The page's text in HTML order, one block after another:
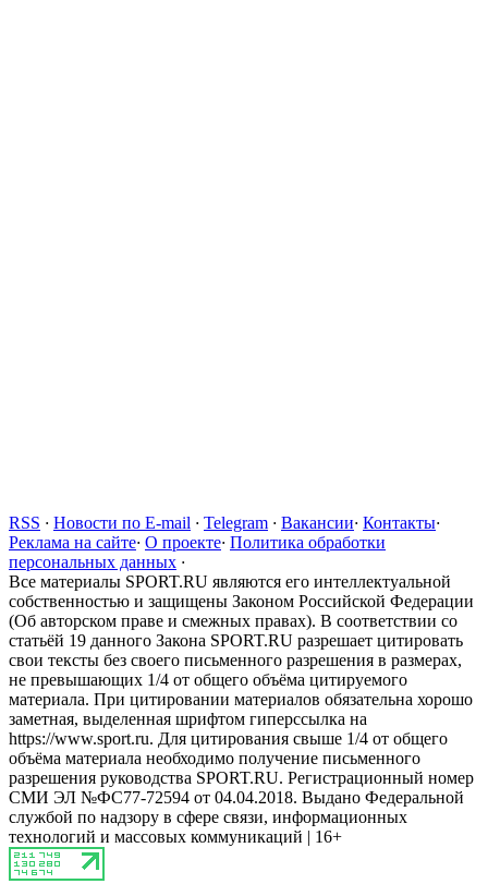
RSS · Новости по E-mail · Telegram · Вакансии· Контакты·
Реклама на сайте· О проекте· Политика обработки
персональных данных ·
Все материалы SPORT.RU являются его интеллектуальной
собственностью и защищены Законом Российской Федерации
(Об авторском праве и смежных правах). В соответствии со
статьёй 19 данного Закона SPORT.RU разрешает цитировать
свои тексты без своего письменного разрешения в размерах,
не превышающих 1/4 от общего объёма цитируемого
материала. При цитировании материалов обязательна хорошо
заметная, выделенная шрифтом гиперссылка на
https://www.sport.ru. Для цитирования свыше 1/4 от общего
объёма материала необходимо получение письменного
разрешения руководства SPORT.RU. Регистрационный номер
СМИ ЭЛ №ФС77-72594 от 04.04.2018. Выдано Федеральной
службой по надзору в сфере связи, информационных
технологий и массовых коммуникаций | 16+